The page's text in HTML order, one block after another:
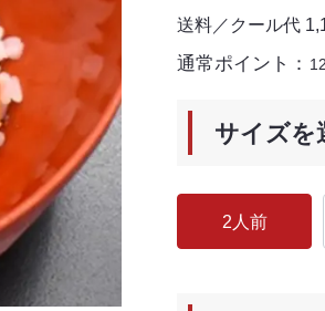
送料／クール代
通常ポイント：
サイズを
2人前